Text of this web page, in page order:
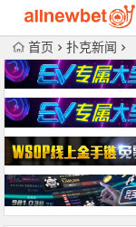
首页 扑克新闻